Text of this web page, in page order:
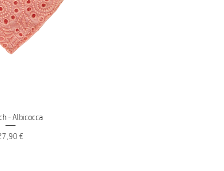
- Albicocca
€